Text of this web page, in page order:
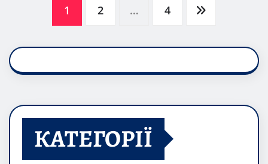
pagination
1 2 … 4
КАТЕГОРІЇ